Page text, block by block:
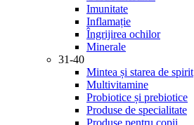
Imunitate
Inflamație
Îngrijirea ochilor
Minerale
31-40
Mintea și starea de spirit
Multivitamine
Probiotice și prebiotice
Produse de specialitate
Produse pentru copii